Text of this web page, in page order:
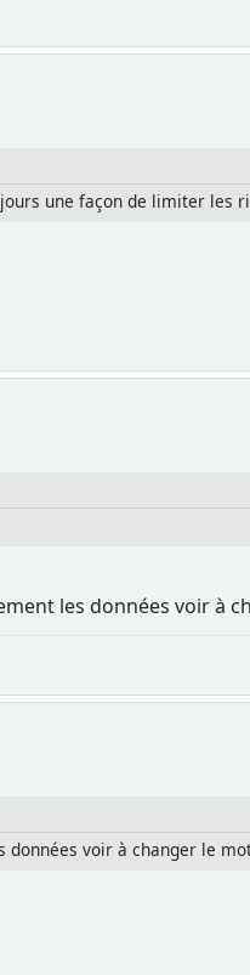
une façon de limiter les
les données voir à
voir à changer le